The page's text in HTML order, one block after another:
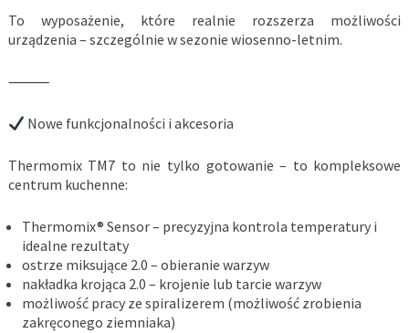
To wyposażenie, które realnie rozszerza możliwości
urządzenia – szczególnie w sezonie wiosenno-letnim.
⸻
Nowe funkcjonalności i akcesoria
Thermomix TM7 to nie tylko gotowanie – to kompleksowe
centrum kuchenne:
Thermomix® Sensor – precyzyjna kontrola temperatury i
idealne rezultaty
ostrze miksujące 2.0 – obieranie warzyw
nakładka krojąca 2.0 – krojenie lub tarcie warzyw
możliwość pracy ze spiralizerem (możliwość zrobienia
zakręconego ziemniaka)